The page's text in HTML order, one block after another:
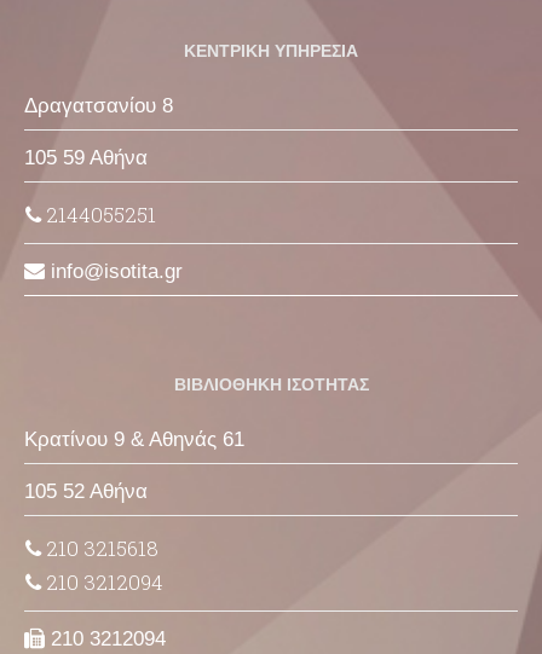
ΚΕΝΤΡΙΚΗ ΥΠΗΡΕΣΙΑ
Δραγατσανίου 8
105 59 Αθήνα
2144055251
info isotita gr
ΒΙΒΛΙΟΘΗΚΗ ΙΣΟΤΗΤΑΣ
Κρατίνου 9 & Αθηνάς 61
105 52 Αθήνα
210 3215618
210 3212094
210 3212094